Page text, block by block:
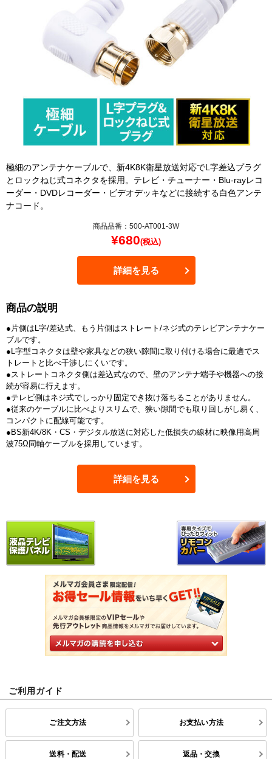
極細のアンテナケーブルで、新4K8K衛星放送対応でL字差込プラグ
とロックねじ式コネクタを採用。テレビ・チューナー・Blu-rayレコ
ーダー・DVDレコーダー・ビデオデッキなどに接続する白色アンテ
ナコード。
商品品番：500-AT001-3W
¥680(税込)
詳細を見る
商品の説明
●片側はL字/差込式、もう片側はストレート/ネジ式のテレビアンテナケー
ブルです。
●L字型コネクタは壁や家具などの狭い隙間に取り付ける場合に最適でス
トレートと比べ干渉しにくいです。
●ストレートコネクタ側は差込式なので、壁のアンテナ端子や機器への接
続が容易に行えます。
●テレビ側はネジ式でしっかり固定でき抜け落ちることがありません。
●従来のケーブルに比べよりスリムで、狭い隙間でも取り回しがし易く、
コンパクトに配線可能です。
●BS新4K/8K・CS・デジタル放送に対応した低損失の線材に映像用高周
波75Ω同軸ケーブルを採用しています。
詳細を見る
ご利用ガイド
ご注文方法 お支払い方法
送料・配送 返品・交換